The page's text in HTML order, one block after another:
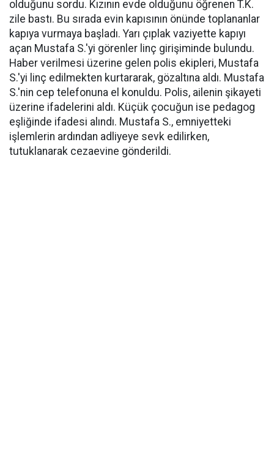
olduğunu sordu. Kızının evde olduğunu öğrenen T.K.
zile bastı. Bu sırada evin kapısının önünde toplananlar
kapıya vurmaya başladı. Yarı çıplak vaziyette kapıyı
açan Mustafa S.'yi görenler linç girişiminde bulundu.
Haber verilmesi üzerine gelen polis ekipleri, Mustafa
S.'yi linç edilmekten kurtararak, gözaltına aldı. Mustafa
S.'nin cep telefonuna el konuldu. Polis, ailenin şikayeti
üzerine ifadelerini aldı. Küçük çocuğun ise pedagog
eşliğinde ifadesi alındı. Mustafa S., emniyetteki
işlemlerin ardından adliyeye sevk edilirken,
tutuklanarak cezaevine gönderildi.